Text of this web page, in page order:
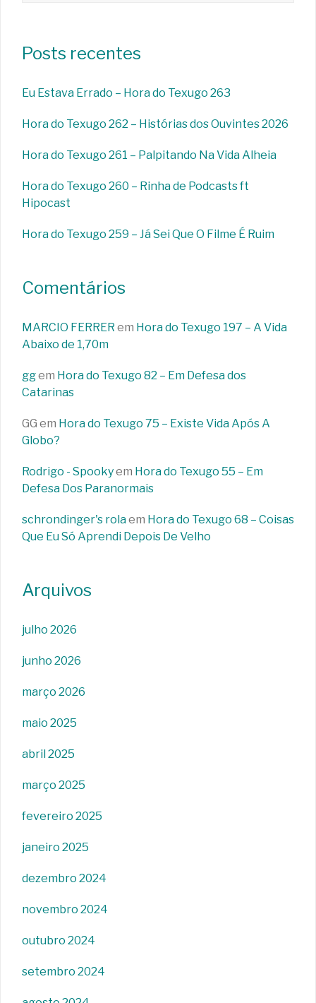
Posts recentes
Eu Estava Errado – Hora do Texugo 263
Hora do Texugo 262 – Histórias dos Ouvintes 2026
Hora do Texugo 261 – Palpitando Na Vida Alheia
Hora do Texugo 260 – Rinha de Podcasts ft
Hipocast
Hora do Texugo 259 – Já Sei Que O Filme É Ruim
Comentários
MARCIO FERRER em Hora do Texugo 197 – A Vida
Abaixo de 1,70m
ggem Hora do Texugo 82 – Em Defesa dos
Catarinas
GG em Hora do Texugo 75 – Existe Vida Após A
Globo?
Rodrigo - Spookyem Hora do Texugo 55 – Em
Defesa Dos Paranormais
schrondinger's rolaem Hora do Texugo 68 – Coisas
Que Eu Só Aprendi Depois De Velho
Arquivos
julho 2026
junho 2026
março 2026
maio 2025
abril 2025
março 2025
fevereiro 2025
janeiro 2025
dezembro 2024
novembro 2024
outubro 2024
setembro 2024